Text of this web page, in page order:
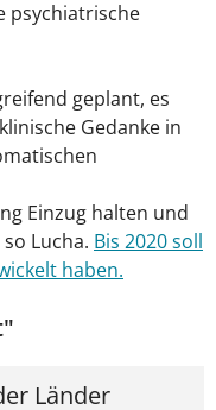
psychiatrische
geplant, es
Gedanke in
Einzug halten und
Lucha. Bis 2020 soll
haben.
Länder